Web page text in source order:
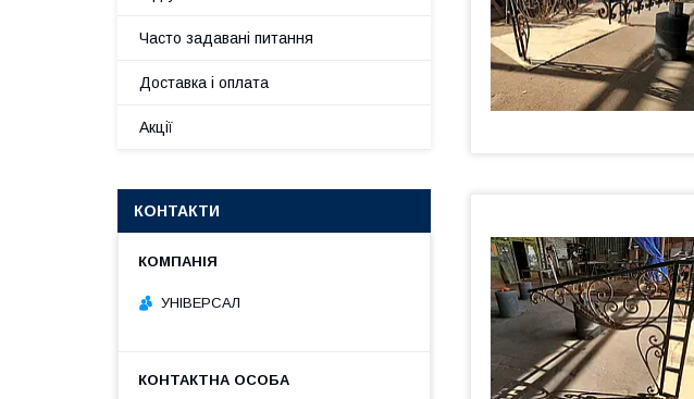
Часто задавані питання
Доставка і оплата
Акції
КОНТАКТИ
УНІВЕРСАЛ